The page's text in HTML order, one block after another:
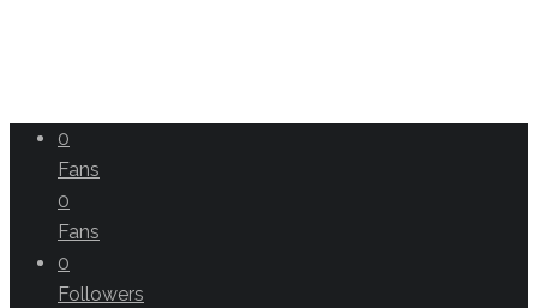
0
Fans
0
Fans
0
Followers